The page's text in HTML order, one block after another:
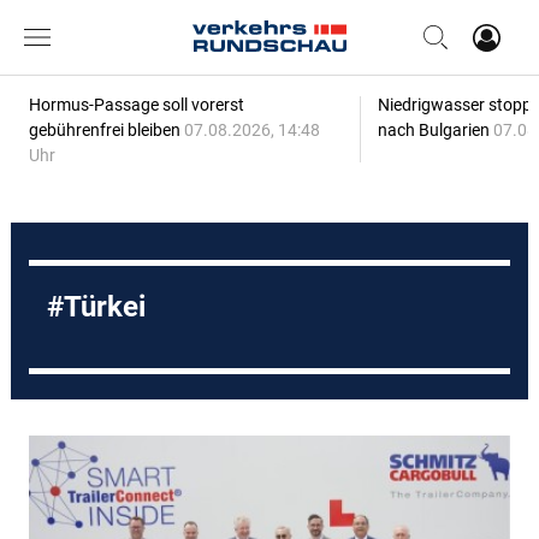
Hormus-Passage soll vorerst
gebührenfrei bleiben 07.08.2026, 14:48
Uhr
Niedrigwasser
nach Bulgarien
Türkei